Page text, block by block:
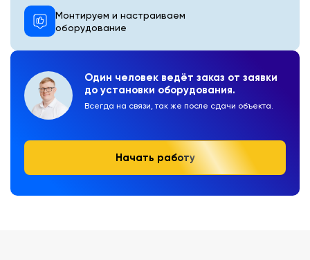
Один человек ведёт заказ от заявки
до установки оборудования.
Всегда на связи, так же после сдачи объекта.
Начать работу
Монтируем и настраиваем
оборудование